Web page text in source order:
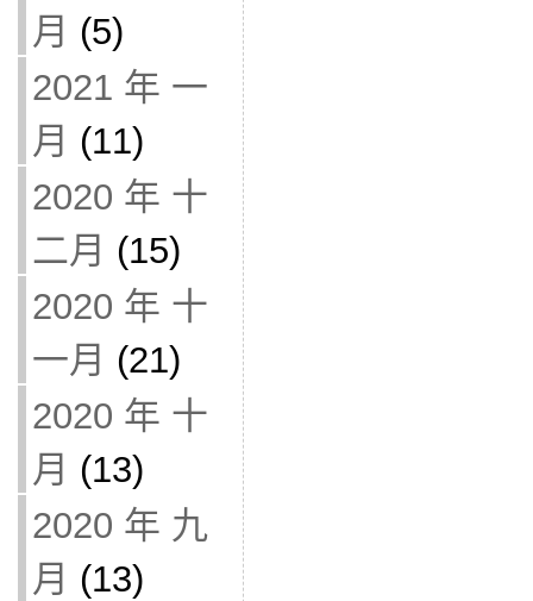
月 (5)
2021 年 一
月 (11)
2020 年 十
二月 (15)
2020 年 十
一月 (21)
2020 年 十
月 (13)
2020 年 九
月 (13)